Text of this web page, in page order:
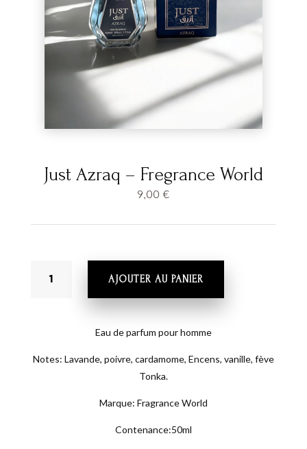
Just Azraq – Fregrance World
9,00 €
WORLD
AJOUTER AU PANIER
Eau de parfum pour homme
Notes: Lavande, poivre, cardamome, Encens, vanille, fève
Tonka.
Marque: Fragrance World
Contenance:50ml